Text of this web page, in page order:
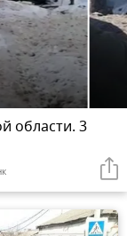
области. 3